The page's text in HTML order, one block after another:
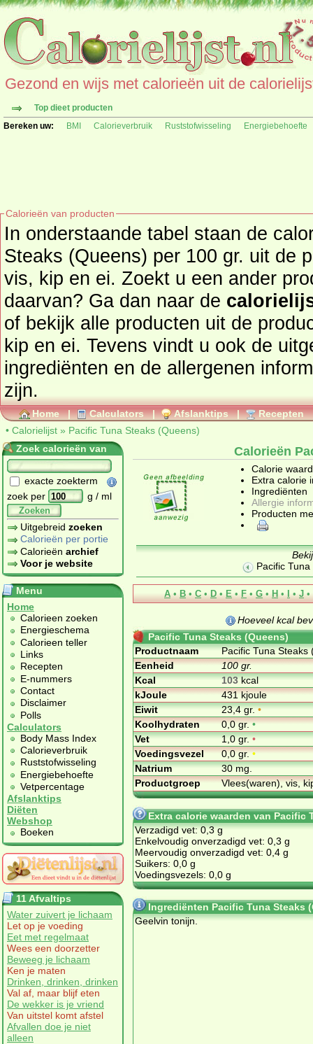
Gezond en wijs met calorieën uit de
Top dieet producten
Bereken uw:
BMI Calorieverbruik Ruststofwisseling Energiebehoefte
Calorieën van producten
In onderstaande tabel staan de
Steaks (Queens) per 100 gr. uit de
vis, kip en ei. Zoekt u een ander product en de calorieën
daarvan? Ga dan naar de
of bekijk alle producten uit de
kip en ei. Tevens vindt u ook de uitgebreide calorie informatie,
ingrediënten en de allergenen
zijn.
Home | Calculators | Afslanktips | Recepten
• Calorielijst » Pacific Tuna Steaks (Queens)
Zoek calorieën van
exacte zoekterm
zoek per
g / ml
Zoeken
Uitgebreid zoeken
Calorieën per portie
Calorieën archief
Voor je website
Menu
Home
Calorieen zoeken
Energieschema
Calorieen teller
Links
Recepten
E-nummers
Contact
Disclaimer
Polls
Calculators
Body Mass Index
Calorieverbruik
Ruststofwisseling
Energiebehoefte
Vetpercentage
Afslanktips
Diëten
Webshop
Boeken
11 Afvaltips
Water zuivert je lichaam
Let op je voeding
Eet met regelmaat
Wees een doorzetter
Beweeg je lichaam
Ken je maten
Drinken, drinken, drinken
Val af, maar blijf eten
De wekker is je vriend
Van uitstel komt afstel
Afvallen doe je niet
alleen
Calorieën
Calorie
Extra calorie
Ingrediënten
Allergie
Producten
Pacific Tuna
A • B • C • D • E • F • G • H • I • J •
Hoeveel kcal
Pacific Tuna Steaks (Queens)
Productnaam
Pacific Tuna Steaks
Eenheid
100 gr.
Kcal
103kcal
kJoule
431 kjoule
Eiwit
23,4 gr.•
Koolhydraten
0,0 gr.•
Vet
1,0 gr.•
Voedingsvezel
0,0 gr.•
Natrium
30 mg.
Productgroep
Vlees(waren), vis,
Extra calorie waarden van Pacific
Verzadigd vet: 0,3 g
Enkelvoudig onverzadigd vet: 0,3 g
Meervoudig onverzadigd vet: 0,4 g
Suikers: 0,0 g
Voedingsvezels: 0,0 g
Ingrediënten Pacific Tuna Steaks
Geelvin tonijn.